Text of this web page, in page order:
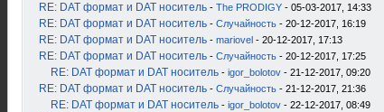
RE: DAT формат и DAT носитель - The PRODIGY - 05-03-2017, 14:33
RE: DAT формат и DAT носитель - Случайность - 20-12-2017, 16:19
RE: DAT формат и DAT носитель - mariovel - 20-12-2017, 17:13
RE: DAT формат и DAT носитель - Случайность - 20-12-2017, 17:25
RE: DAT формат и DAT носитель - igor_bolotov - 21-12-2017, 09:20
RE: DAT формат и DAT носитель - Случайность - 21-12-2017, 21:36
RE: DAT формат и DAT носитель - igor_bolotov - 22-12-2017, 08:49